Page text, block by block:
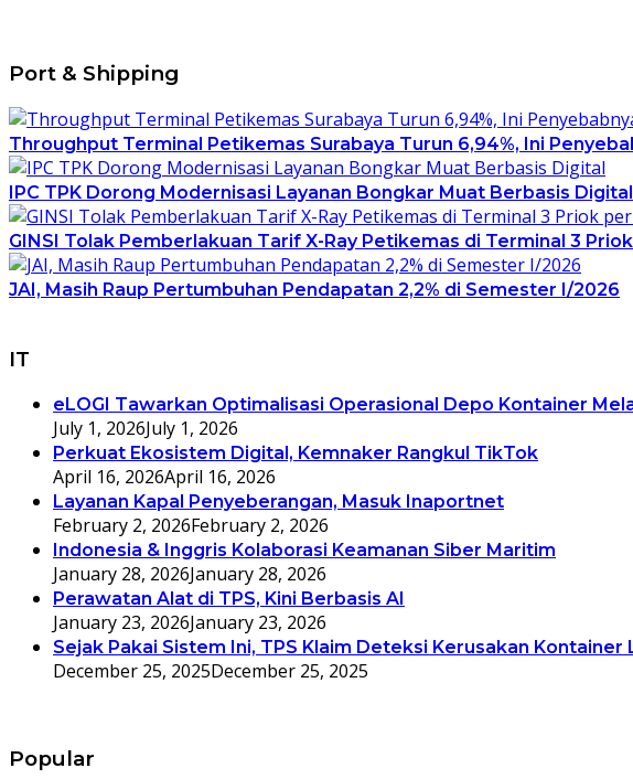
Port & Shipping
Throughput Terminal Petikemas Surabaya Turun 6,94%, Ini
IPC TPK Dorong Modernisasi Layanan Bongkar Muat Berbasis Digital
GINSI Tolak Pemberlakuan Tarif X-Ray Petikemas di Terminal 3
JAI, Masih Raup Pertumbuhan Pendapatan 2,2% di Semester I/2026
IT
eLOGI Tawarkan Optimalisasi Operasional Depo Kontainer
July 1, 2026July 1, 2026
Perkuat Ekosistem Digital, Kemnaker Rangkul TikTok
April 16, 2026April 16, 2026
Layanan Kapal Penyeberangan, Masuk Inaportnet
February 2, 2026February 2, 2026
Indonesia & Inggris Kolaborasi Keamanan Siber Maritim
January 28, 2026January 28, 2026
Perawatan Alat di TPS, Kini Berbasis AI
January 23, 2026January 23, 2026
Sejak Pakai Sistem Ini, TPS Klaim Deteksi Kerusakan Kontainer
December 25, 2025December 25, 2025
Popular